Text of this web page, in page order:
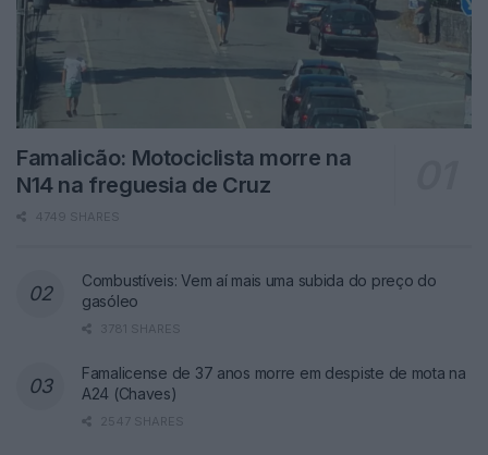
Famalicão: Motociclista morre na
N14 na freguesia de Cruz
4749 SHARES
Combustíveis: Vem aí mais uma subida do preço do
gasóleo
3781 SHARES
Famalicense de 37 anos morre em despiste de mota na
A24 (Chaves)
2547 SHARES